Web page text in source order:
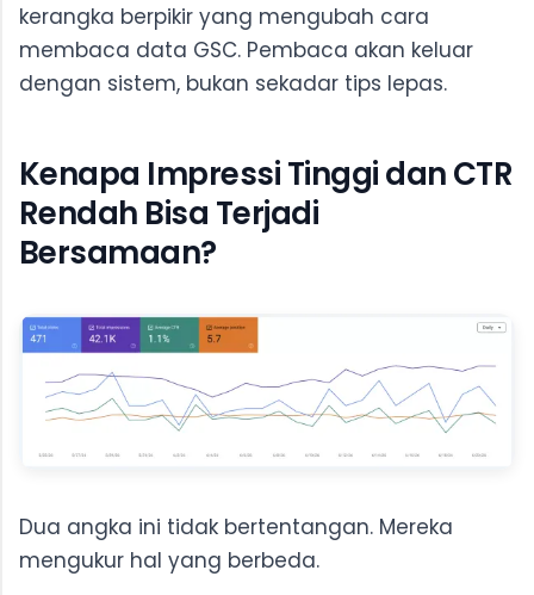
kerangka berpikir yang mengubah cara
membaca data GSC. Pembaca akan keluar
dengan sistem, bukan sekadar tips lepas.
Kenapa Impressi Tinggi dan CTR
Rendah Bisa Terjadi
Bersamaan?
Dua angka ini tidak bertentangan. Mereka
mengukur hal yang berbeda.